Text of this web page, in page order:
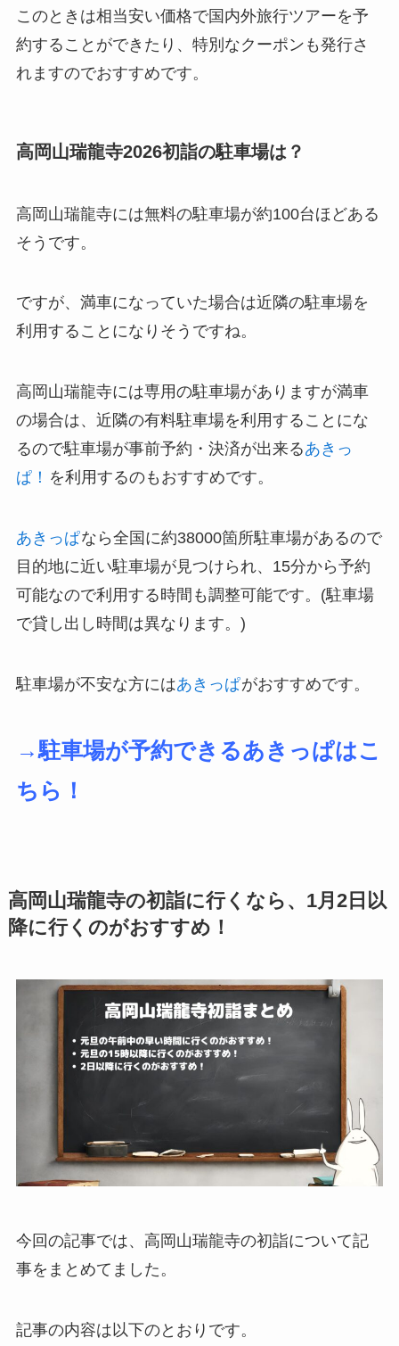
このときは相当安い価格で国内外旅行ツアーを予
約することができたり、特別なクーポンも発行さ
れますのでおすすめです。
高岡山瑞龍寺2026初詣の駐車場は？
高岡山瑞龍寺には無料の駐車場が約100台ほどある
そうです。
ですが、満車になっていた場合は近隣の駐車場を
利用することになりそうですね。
高岡山瑞龍寺には専用の駐車場がありますが満車
の場合は、近隣の有料駐車場を利用することにな
るので駐車場が事前予約・決済が出来るあきっ
ぱ！ を利用するのもおすすめです。
あきっぱなら全国に約38000箇所駐車場があるので
目的地に近い駐車場が見つけられ、15分から予約
可能なので利用する時間も調整可能です。(駐車場
で貸し出し時間は異なります。)
駐車場が不安な方にはあきっぱがおすすめです。
→駐車場が予約できるあきっぱはこ
ちら！
高岡山瑞龍寺の初詣に行くなら、1月2日以
降に行くのがおすすめ！
今回の記事では、高岡山瑞龍寺の初詣について記
事をまとめてました。
記事の内容は以下のとおりです。